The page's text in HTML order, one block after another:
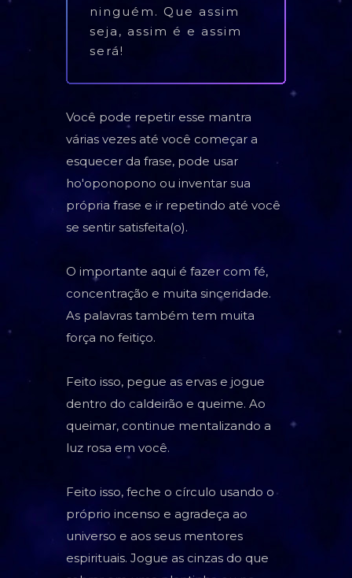
ninguém. Que assim
seja, assim é e assim
será!
Você pode repetir esse mantra
várias vezes até você começar a
esquecer da frase, pode usar
ho'oponopono ou inventar sua
própria frase e ir repetindo até você
se sentir satisfeita(o).
O importante aqui é fazer com fé,
concentração e muita sinceridade.
As palavras também tem muita
força no feitiço.
Feito isso, pegue as ervas e jogue
dentro do caldeirão e queime. Ao
queimar, continue mentalizando a
luz rosa em você.
Feito isso, feche o círculo usando o
próprio incenso e agradeça ao
universo e aos seus mentores
espirituais. Jogue as cinzas do que